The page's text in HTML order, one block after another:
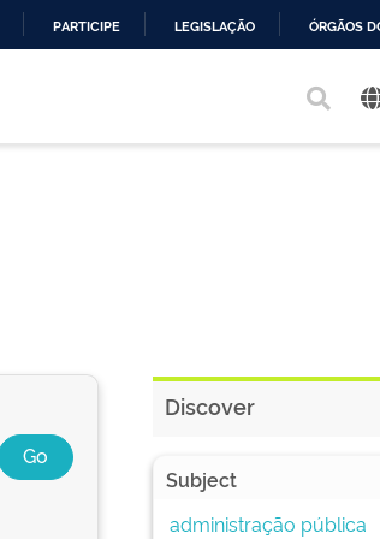
PARTICIPE LEGISLAÇÃO ÓRGÃOS
Discover
Subject
administração pública